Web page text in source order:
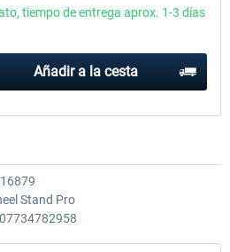
tiempo de entrega aprox. 1-3 días
Añadir a la cesta
Stand Pro